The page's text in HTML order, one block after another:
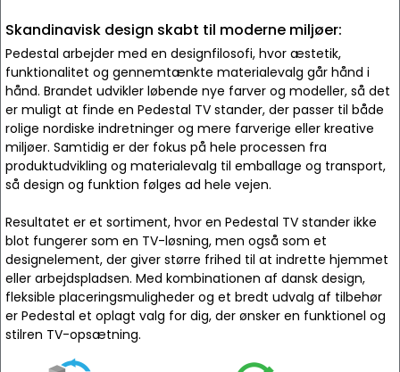
Skandinavisk design skabt til moderne miljøer:
Pedestal arbejder med en designfilosofi, hvor æstetik,
funktionalitet og gennemtænkte materialevalg går hånd i
hånd. Brandet udvikler løbende nye farver og modeller, så det
er muligt at finde en Pedestal TV stander, der passer til både
rolige nordiske indretninger og mere farverige eller kreative
miljøer. Samtidig er der fokus på hele processen fra
produktudvikling og materialevalg til emballage og transport,
så design og funktion følges ad hele vejen.
Resultatet er et sortiment, hvor en Pedestal TV stander ikke
blot fungerer som en TV-løsning, men også som et
designelement, der giver større frihed til at indrette hjemmet
eller arbejdspladsen. Med kombinationen af dansk design,
fleksible placeringsmuligheder og et bredt udvalg af tilbehør
er Pedestal et oplagt valg for dig, der ønsker en funktionel og
stilren TV-opsætning.